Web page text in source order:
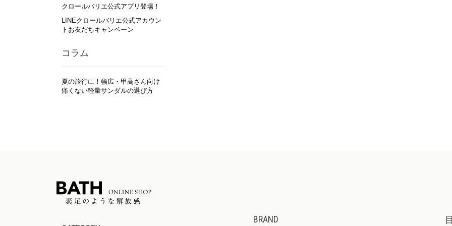
クロールバリエ公式アプリ登場！
LINEクロールバリエ公式アカウン
トお友だちキャンペーン
コラム
夏の旅行に！幅広・甲高さん向け
痛くない軽量サンダルの選び方
BRAND